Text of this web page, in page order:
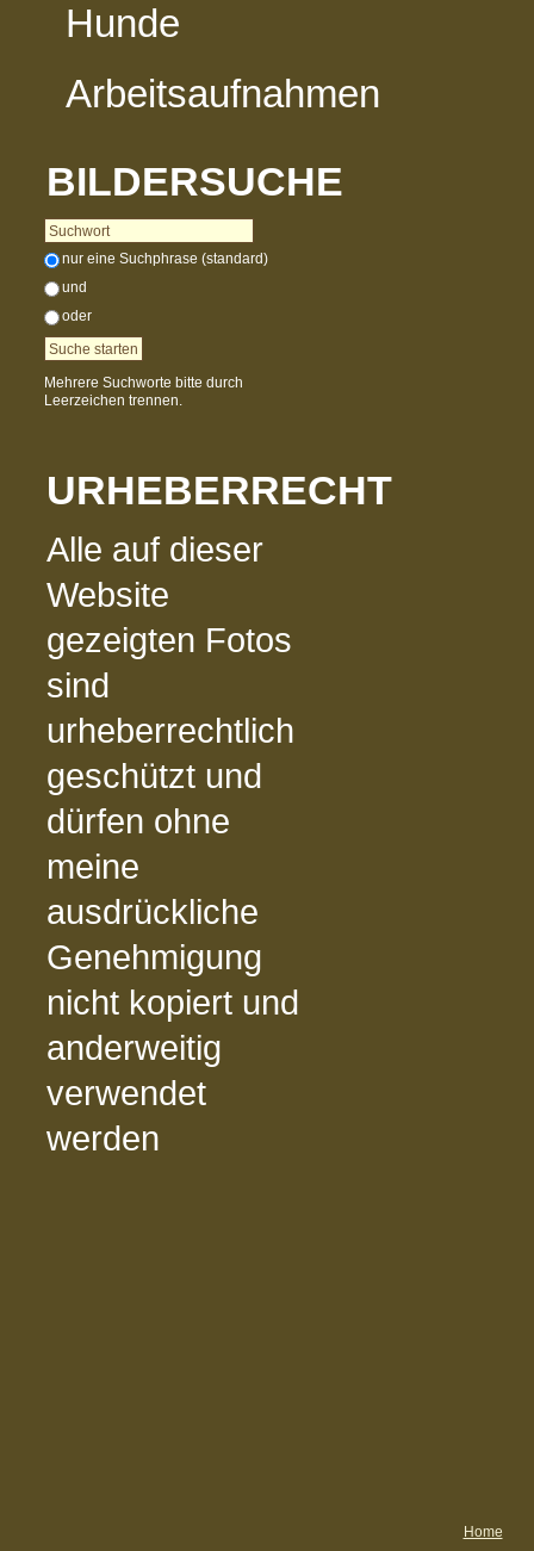
Hunde
Arbeitsaufnahmen
BILDERSUCHE
nur eine Suchphrase (standard)
und
oder
Mehrere Suchworte bitte durch
Leerzeichen trennen.
URHEBERRECHT
Alle auf dieser
Website
gezeigten Fotos
sind
urheberrechtlich
geschützt und
dürfen ohne
meine
ausdrückliche
Genehmigung
nicht kopiert und
anderweitig
verwendet
werden
Home